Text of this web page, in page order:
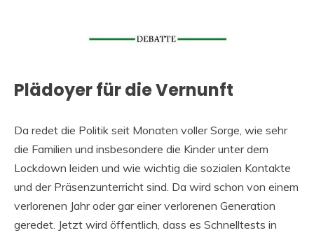
Plädoyer für die Vernunft
Da redet die Politik seit Monaten voller Sorge, wie sehr
die Familien und insbesondere die Kinder unter dem
Lockdown leiden und wie wichtig die sozialen Kontakte
und der Präsenzunterricht sind. Da wird schon von einem
verlorenen Jahr oder gar einer verlorenen Generation
geredet. Jetzt wird öffentlich, dass es Schnelltests in